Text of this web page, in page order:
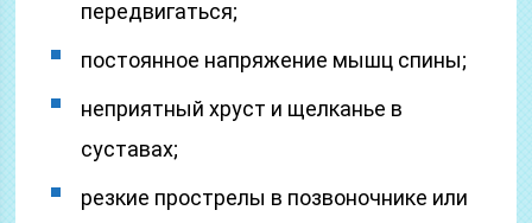
передвигаться;
постоянное напряжение мышц спины;
неприятный хруст и щелканье в
суставах;
резкие прострелы в позвоночнике или